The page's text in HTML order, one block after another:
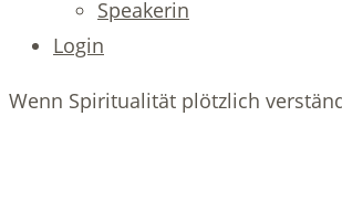
Speakerin
Login
Wenn Spiritualität plötzlich